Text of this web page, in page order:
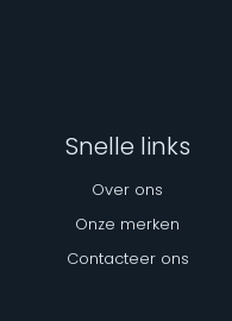
Snelle links
Over ons
Onze merken
Contacteer ons